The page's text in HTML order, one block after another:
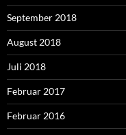
September 2018
August 2018
Juli 2018
Februar 2017
Februar 2016